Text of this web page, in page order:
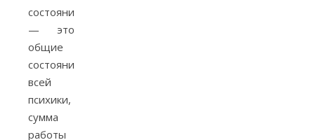
состояния
— это
общие
состояния
всей
психики,
сумма
работы